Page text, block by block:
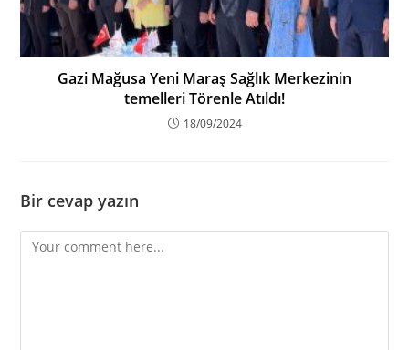
Gazi Mağusa Yeni Maraş Sağlık Merkezinin
temelleri Törenle Atıldı!
18/09/2024
Bir cevap yazın
Comment